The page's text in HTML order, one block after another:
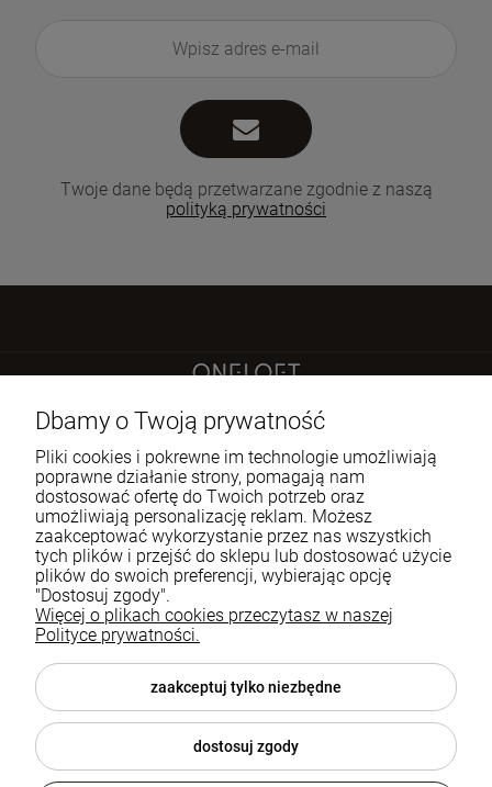
Twoje dane będą przetwarzane zgodnie z naszą
polityką prywatności
Sokoła 21 LU 2
722 335 445
biuro@oneloft.pl
Pomoc
Płatności i dostawa
Informacje
O nas
Dbamy o Twoją prywatność
Pliki cookies i pokrewne im technologie umożliwiają
poprawne działanie strony, pomagają nam
dostosować ofertę do Twoich potrzeb oraz
umożliwiają personalizację reklam. Możesz
zaakceptować wykorzystanie przez nas wszystkich
tych plików i przejść do sklepu lub dostosować użycie
plików do swoich preferencji, wybierając opcję
"Dostosuj zgody".
Więcej o plikach cookies przeczytasz w naszej
Polityce prywatności.
zaakceptuj tylko niezbędne
dostosuj zgody